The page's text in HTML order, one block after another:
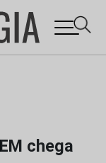
chega